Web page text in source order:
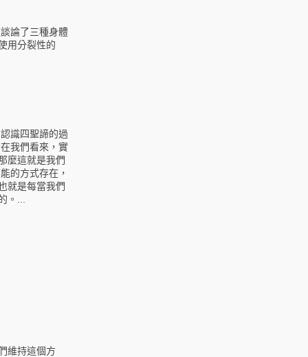
論了三種身體
用分裂性的
識四聖諦的過
我們看來，實
麼這就是我們
的方式存在，
就是每當我們
。...
維持這個方